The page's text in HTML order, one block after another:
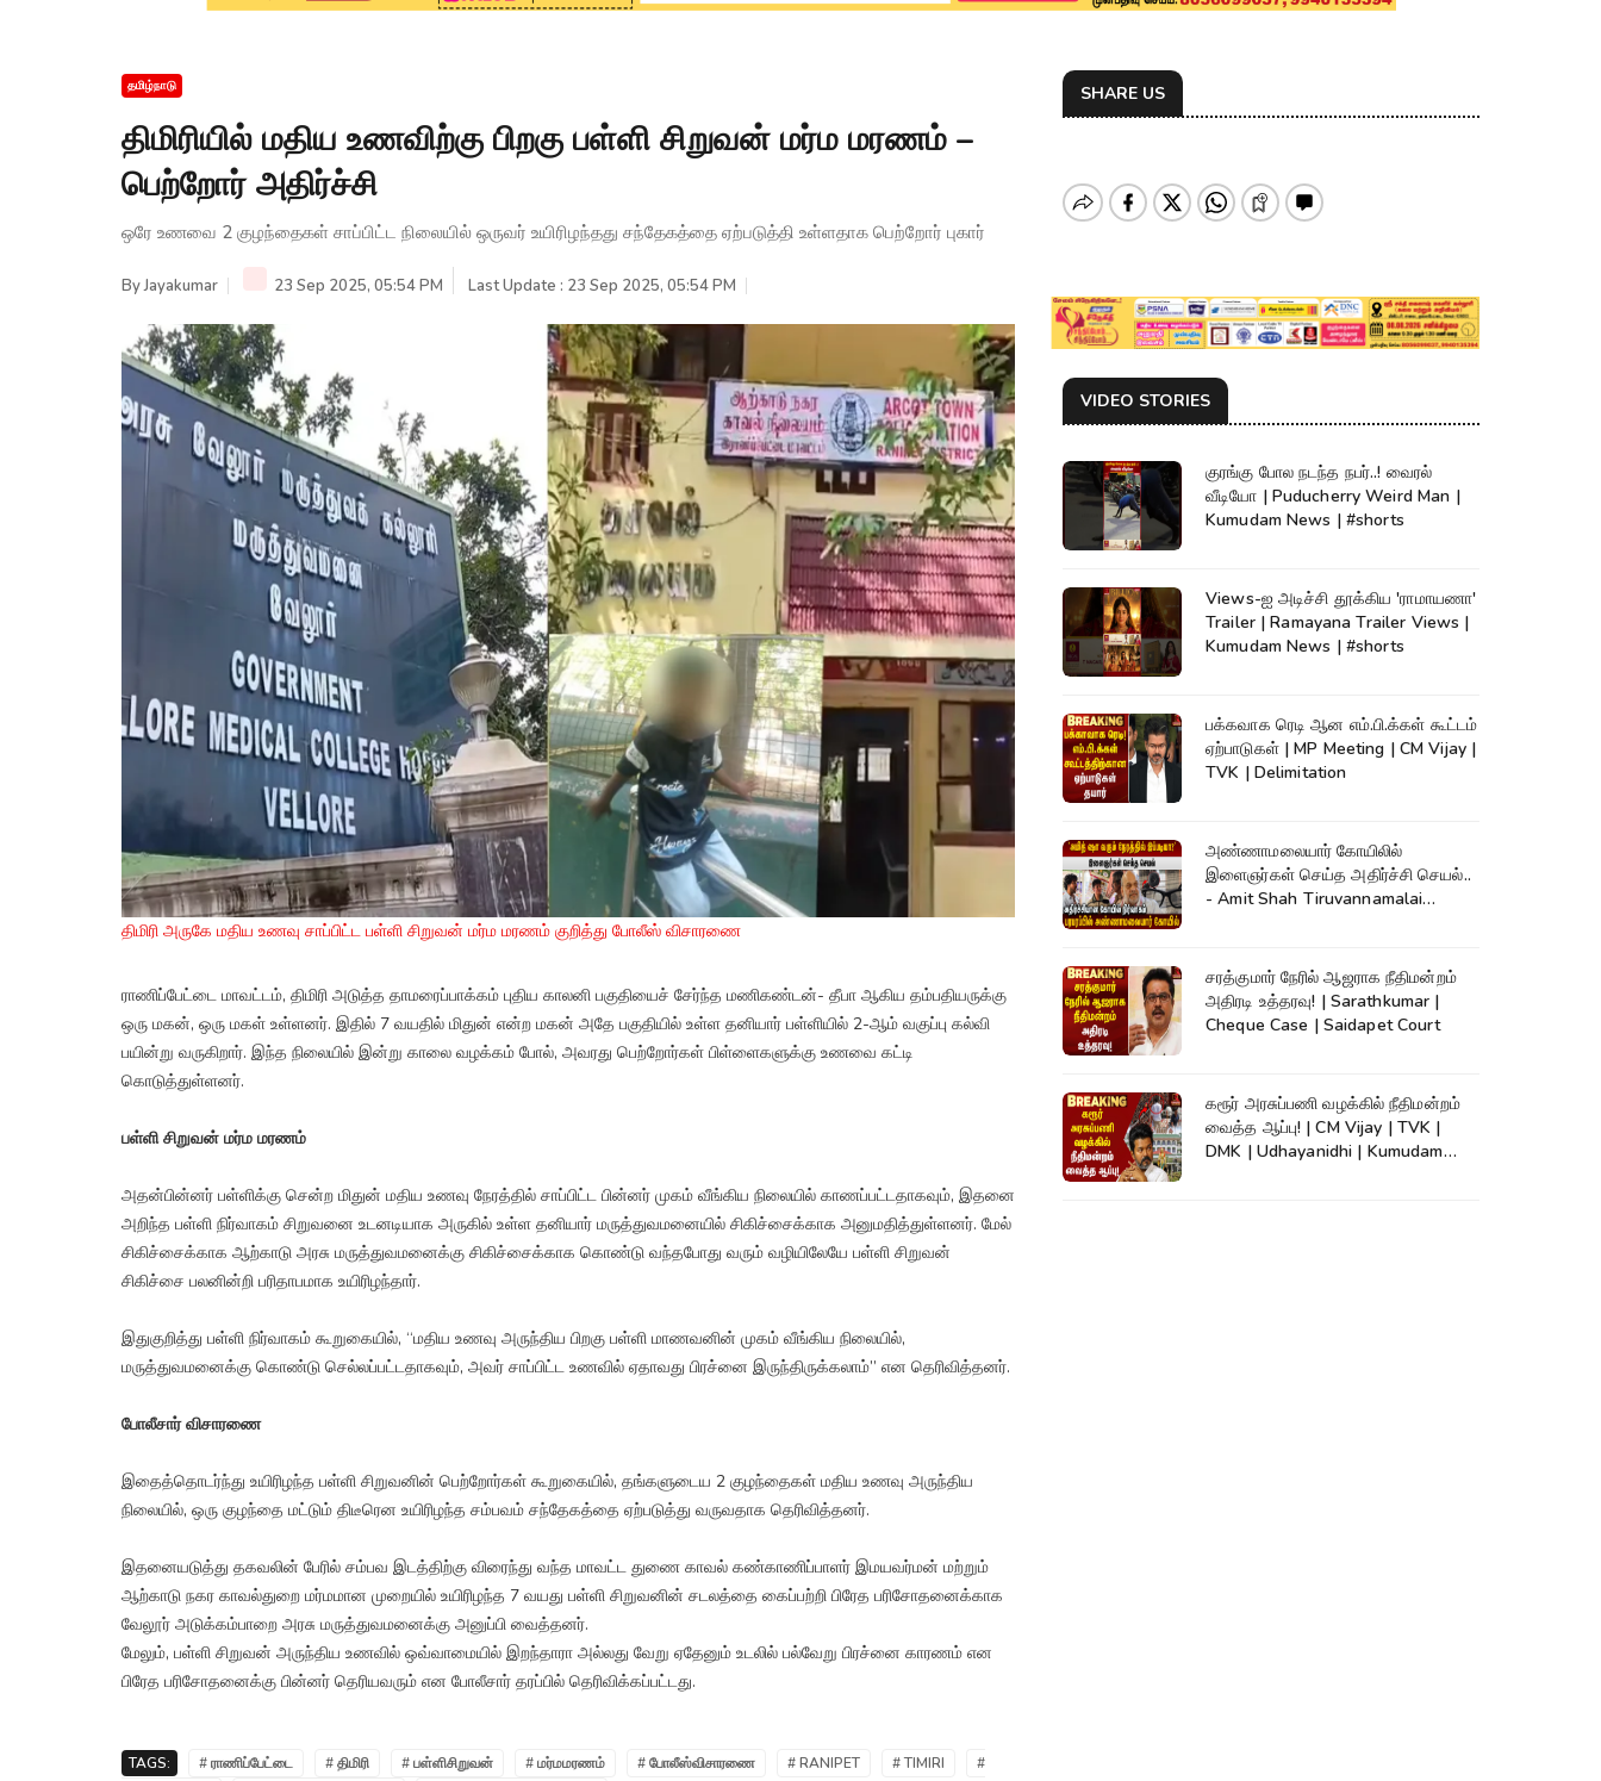
தமிழ்நாடு
திமிரியில் மதிய உணவிற்கு பிறகு பள்ளி சிறுவன் மர்ம மரணம் –
பெற்றோர் அதிர்ச்சி
ஒரே உணவை 2 குழந்தைகள் சாப்பிட்ட நிலையில் ஒருவர் உயிரிழந்தது சந்தேகத்தை ஏற்படுத்தி உள்ளதாக பெற்றோர் புகார்
ByJayakumar 23 Sep 2025, 05:54 PM Last Update : 23 Sep 2025, 05:54 PM
திமிரி அருகே மதிய உணவு சாப்பிட்ட பள்ளி சிறுவன் மர்ம மரணம் குறித்து போலீஸ் விசாரணை
ராணிப்பேட்டை மாவட்டம், திமிரி அடுத்த தாமரைப்பாக்கம் புதிய காலனி பகுதியைச் சேர்ந்த மணிகண்டன்- தீபா ஆகிய தம்பதியருக்கு
ஒரு மகன், ஒரு மகள் உள்ளனர். இதில் 7 வயதில் மிதுன் என்ற மகன் அதே பகுதியில் உள்ள தனியார் பள்ளியில் 2-ஆம் வகுப்பு கல்வி
பயின்று வருகிறார். இந்த நிலையில் இன்று காலை வழக்கம் போல், அவரது பெற்றோர்கள் பிள்ளைகளுக்கு உணவை கட்டி
கொடுத்துள்ளனர்.
பள்ளி சிறுவன் மர்ம மரணம்
அதன்பின்னர் பள்ளிக்கு சென்ற மிதுன் மதிய உணவு நேரத்தில் சாப்பிட்ட பின்னர் முகம் வீங்கிய நிலையில் காணப்பட்டதாகவும், இதனை
அறிந்த பள்ளி நிர்வாகம் சிறுவனை உடனடியாக அருகில் உள்ள தனியார் மருத்துவமனையில் சிகிச்சைக்காக அனுமதித்துள்ளனர். மேல்
சிகிச்சைக்காக ஆற்காடு அரசு மருத்துவமனைக்கு சிகிச்சைக்காக கொண்டு வந்தபோது வரும் வழியிலேயே பள்ளி சிறுவன்
சிகிச்சை பலனின்றி பரிதாபமாக உயிரிழந்தார்.
இதுகுறித்து பள்ளி நிர்வாகம் கூறுகையில், “மதிய உணவு அருந்திய பிறகு பள்ளி மாணவனின் முகம் வீங்கிய நிலையில்,
மருத்துவமனைக்கு கொண்டு செல்லப்பட்டதாகவும், அவர் சாப்பிட்ட உணவில் ஏதாவது பிரச்னை இருந்திருக்கலாம்” என தெரிவித்தனர்.
போலீசார் விசாரணை
இதைத்தொடர்ந்து உயிரிழந்த பள்ளி சிறுவனின் பெற்றோர்கள் கூறுகையில், தங்களுடைய 2 குழந்தைகள் மதிய உணவு அருந்திய
நிலையில், ஒரு குழந்தை மட்டும் திடீரென உயிரிழந்த சம்பவம் சந்தேகத்தை ஏற்படுத்து வருவதாக தெரிவித்தனர்.
இதனையடுத்து தகவலின் பேரில் சம்பவ இடத்திற்கு விரைந்து வந்த மாவட்ட துணை காவல் கண்காணிப்பாளர் இமயவர்மன் மற்றும்
ஆற்காடு நகர காவல்துறை மர்மமான முறையில் உயிரிழந்த 7 வயது பள்ளி சிறுவனின் சடலத்தை கைப்பற்றி பிரேத பரிசோதனைக்காக
வேலூர் அடுக்கம்பாறை அரசு மருத்துவமனைக்கு அனுப்பி வைத்தனர்.
மேலும், பள்ளி சிறுவன் அருந்திய உணவில் ஒவ்வாமையில் இறந்தாரா அல்லது வேறு ஏதேனும் உடலில் பல்வேறு பிரச்னை காரணம் என
பிரேத பரிசோதனைக்கு பின்னர் தெரியவரும் என போலீசார் தரப்பில் தெரிவிக்கப்பட்டது.
TAGS: # ராணிப்பேட்டை # திமிரி # பள்ளிசிறுவன் # மர்மமரணம் # போலீஸ்விசாரணை # RANIPET # TIMIRI
#
SHARE US
VIDEO STORIES
குரங்கு போல நடந்த நபர்..! வைரல்
வீடியோ | Puducherry Weird Man |
Kumudam News | #shorts
Views-ஐ அடிச்சி தூக்கிய 'ராமாயணா'
Trailer | Ramayana Trailer Views |
Kumudam News | #shorts
பக்கவாக ரெடி ஆன எம்.பி.க்கள் கூட்டம்
ஏற்பாடுகள் | MP Meeting | CM Vijay |
TVK | Delimitation
அண்ணாமலையார் கோயிலில்
இளைஞர்கள் செய்த அதிர்ச்சி செயல்..
- Amit Shah Tiruvannamalai
சரத்குமார் நேரில் ஆஜராக நீதிமன்றம்
அதிரடி உத்தரவு! | Sarathkumar |
Cheque Case | Saidapet Court
கரூர் அரசுப்பணி வழக்கில் நீதிமன்றம்
வைத்த ஆப்பு! | CM Vijay | TVK |
DMK | Udhayanidhi | Kumudam